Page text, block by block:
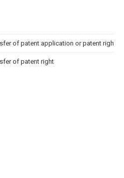
of patent application or patent right
of patent right